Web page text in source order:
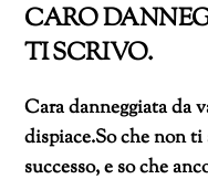
CARO
TI SCRIVO.
Cara danneggiata da
dispiace.So che non
successo, e so che